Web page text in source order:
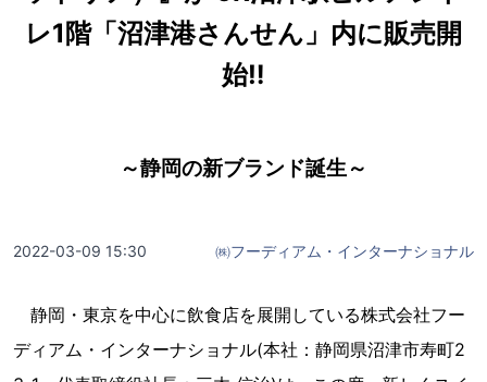
レ1階「沼津港さんせん」内に販売開
始‼
～静岡の新ブランド誕生～
2022-03-09 15:30 ㈱フーディアム・インターナショナル
静岡・東京を中心に飲食店を展開している株式会社フー
ディアム・インターナショナル(本社：静岡県沼津市寿町2